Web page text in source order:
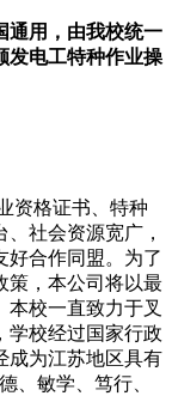
通用，由我校统一
发电工特种作业操
资格证书、特种
社会资源宽广，
好合作同盟。为了
策，本公司将以最
校一直致力于叉
学校经过国家行政
成为江苏地区具有
、敏学、笃行、